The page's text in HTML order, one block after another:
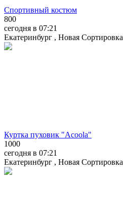
Спортивный костюм
800
сегодня в 07:21
Екатеринбург , Новая Сортировка
Куртка пуховик "Аcoola"
1000
сегодня в 07:21
Екатеринбург , Новая Сортировка